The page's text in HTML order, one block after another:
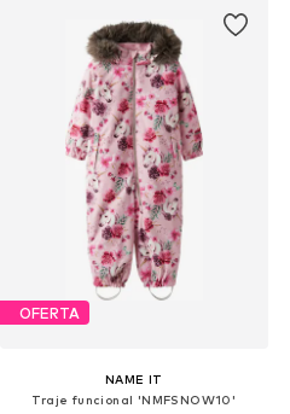
OFERTA
NAME IT
Traje funcional 'NMFSNOW10'